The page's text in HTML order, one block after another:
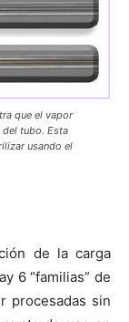
que el vapor
tubo. Esta
usando el
de la carga
6 “familias” de
procesadas sin